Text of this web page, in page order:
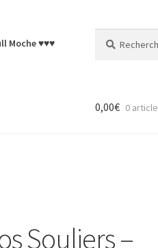
Moche ♥♥♥
pour :
0,00€ 0 article
Souliers –